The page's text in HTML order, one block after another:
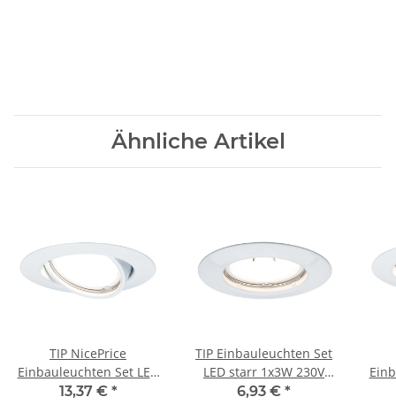
Ähnliche Artikel
TIP NicePrice
Einbauleuchten Set LED
schwenkbar 3x3W 230V
13,37 € *
TIP Einbauleuchten Set
LED starr 1x3W 230V
GU10 51mm Weiß
6,93 € *